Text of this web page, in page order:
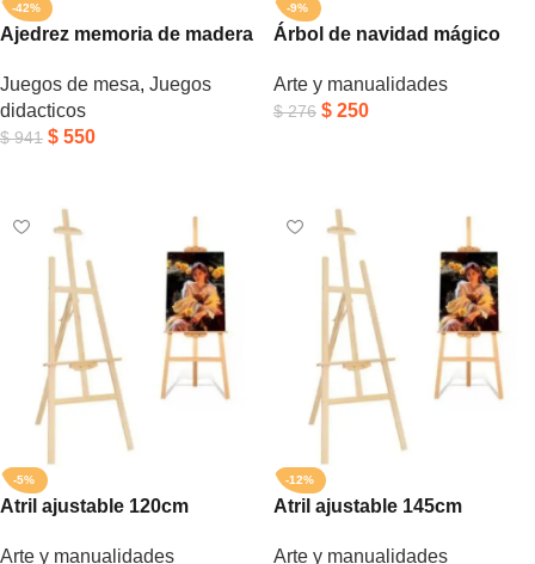
-42%
Ajedrez memoria de madera
Juegos de mesa, Juegos
didacticos
$941 $ 550
-9%
Árbol de navidad mágico
Arte y manualidades
$276 $ 250
-5%
Atril ajustable 120cm
Arte y manualidades
-12%
Atril ajustable 145cm
Arte y manualidades